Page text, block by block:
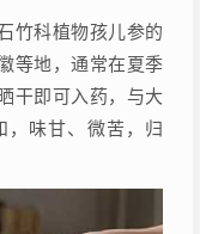
竹科植物孩儿参的
等地，通常在夏季
干即可入药，与大
，味甘、微苦，归